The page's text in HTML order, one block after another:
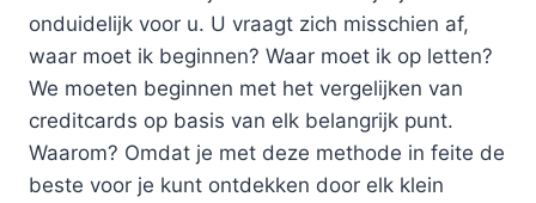
onduidelijk voor u. U vraagt zich misschien af,
waar moet ik beginnen? Waar moet ik op letten?
We moeten beginnen met het vergelijken van
creditcards op basis van elk belangrijk punt.
Waarom? Omdat je met deze methode in feite de
beste voor je kunt ontdekken door elk klein